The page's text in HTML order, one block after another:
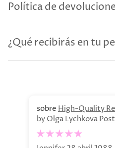
Política de
¿Qué recibirás en tu
High-Quality
by Olga Lychkova